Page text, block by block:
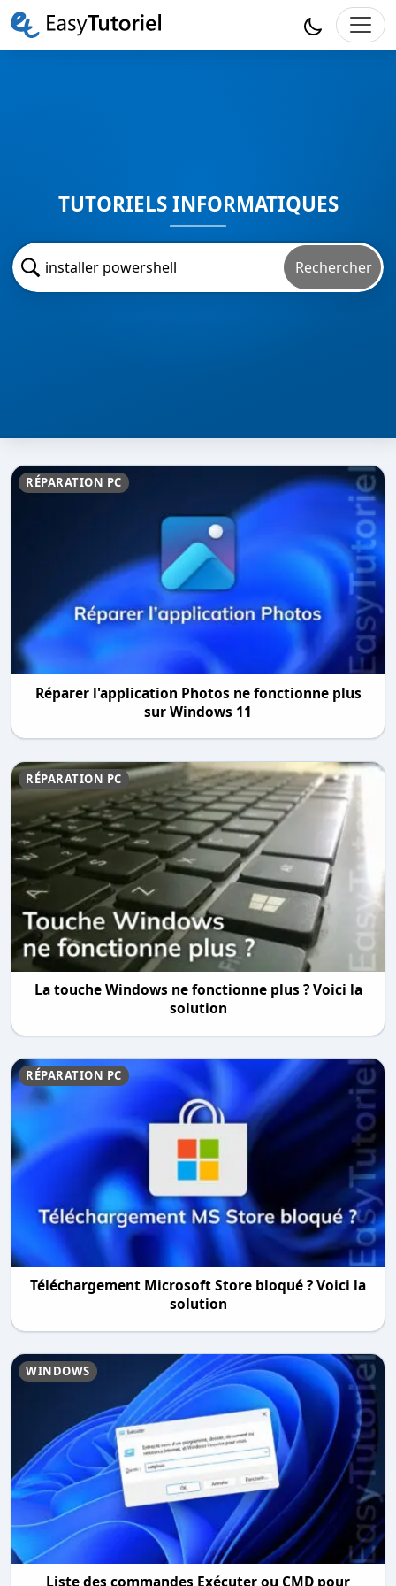
TUTORIELS INFORMATIQUES
Rechercher
RÉPARATION PC
Réparer l'application Photos ne fonctionne plus
sur Windows 11
RÉPARATION PC
La touche Windows ne fonctionne plus ? Voici la
solution
RÉPARATION PC
Téléchargement Microsoft Store bloqué ? Voici la
solution
WINDOWS
Liste des commandes Exécuter ou CMD pour